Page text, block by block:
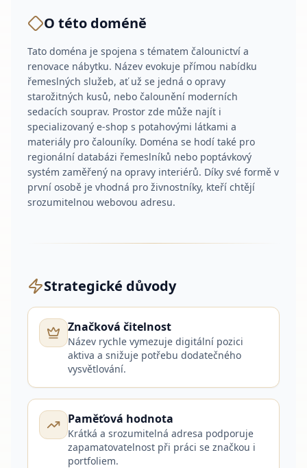
O této doméně
Tato doména je spojena s tématem čalounictví a
renovace nábytku. Název evokuje přímou nabídku
řemeslných služeb, ať už se jedná o opravy
starožitných kusů, nebo čalounění moderních
sedacích souprav. Prostor zde může najít i
specializovaný e-shop s potahovými látkami a
materiály pro čalouníky. Doména se hodí také pro
regionální databázi řemeslníků nebo poptávkový
systém zaměřený na opravy interiérů. Díky své formě v
první osobě je vhodná pro živnostníky, kteří chtějí
srozumitelnou webovou adresu.
Strategické důvody
Značková čitelnost
Název rychle vymezuje digitální pozici
aktiva a snižuje potřebu dodatečného
vysvětlování.
Paměťová hodnota
Krátká a srozumitelná adresa podporuje
zapamatovatelnost při práci se značkou i
portfoliem.